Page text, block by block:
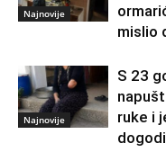
Najnovije
mislio
Najnovije
S 23
ruke i